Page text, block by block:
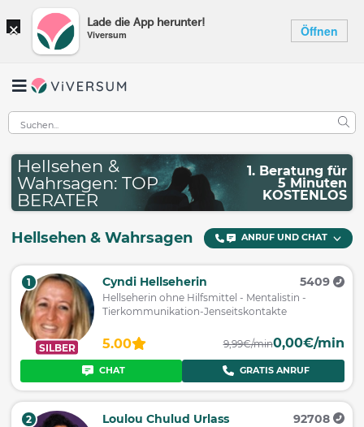
× Lade die App herunter!
Viversum Öffnen
Hellsehen &
Wahrsagen: TOP
BERATER
1. Beratung für
5 Minuten
KOSTENLOS
Hellsehen & Wahrsagen ANRUF UND CHAT
SILBER
1 Cyndi Hellseherin 5409
Hellseherin ohne Hilfsmittel - Mentalistin -
Tierkommunikation-Jenseitskontakte
5.00 9,99€/min0,00€/min
CHAT GRATIS ANRUF
2 Loulou Chulud Urlass 92708